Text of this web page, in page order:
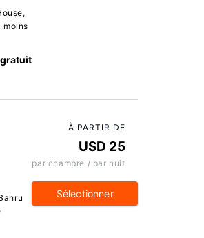
moins
À PARTIR DE
USD 25
par chambre / par nuit
Sélectionner